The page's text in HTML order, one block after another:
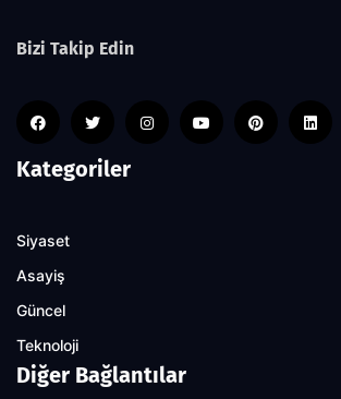
Bizi Takip Edin
Kategoriler
Siyaset
Asayiş
Güncel
Teknoloji
Diğer Bağlantılar